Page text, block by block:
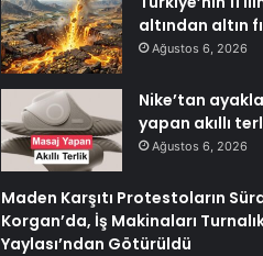
altından altın
Ağustos 6, 2026
Nike’tan
yapan akıllı
Ağustos 6, 2026
Maden Karşıtı Protestoların
Korgan’da, İş Makinaları
Yaylası’ndan Götürüldü